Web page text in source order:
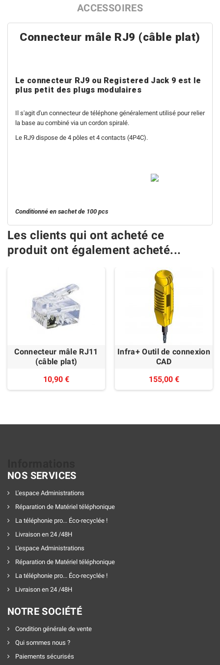
ACCESSOIRES
Connecteur mâle RJ9 (câble plat)
Le connecteur RJ9 ou Registered Jack 9 est le
plus petit des plugs modulaires
Il s'agit d'un connecteur de téléphone généralement utilisé pour relier
la base au combiné via un cordon spiralé.
Le RJ9 dispose de 4 pôles et 4 contacts (4P4C).
Conditionné en sachet de 100 pcs
Les clients qui ont acheté ce
produit ont également acheté...
Connecteur mâle RJ11
(câble plat)
10,90 €
Infra+ Outil de connexion
CAD
155,00 €
NOS SERVICES
L'espace Administrations
Réparation de Matériel téléphonique
La téléphonie pro... Éco-recyclée !
Livraison en 24 /48H
L'espace Administrations
Réparation de Matériel téléphonique
La téléphonie pro... Éco-recyclée !
Livraison en 24 /48H
NOTRE SOCIÉTÉ
Condition générale de vente
Qui sommes nous ?
Paiements sécurisés